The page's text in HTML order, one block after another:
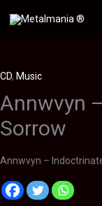
CD, Music
Annwvyn
Sorrow
Annwvyn –